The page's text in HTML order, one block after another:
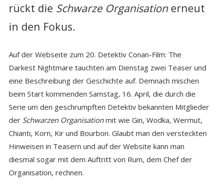
rückt die Schwarze Organisationerneut
in den Fokus.
Auf der Webseite zum 20. Detektiv Conan-Film: The
Darkest Nightmare tauchten am Dienstag zwei Teaser und
eine Beschreibung der Geschichte auf. Demnach mischen
beim Start kommenden Samstag, 16. April, die durch die
Serie um den geschrumpften Detektiv bekannten Mitglieder
der Schwarzen Organisationmit wie Gin, Wodka, Wermut,
Chianti, Korn, Kir und Bourbon. Glaubt man den versteckten
Hinweisen in Teasern und auf der Website kann man
diesmal sogar mit dem Auftritt von Rum, dem Chef der
Organisation, rechnen.